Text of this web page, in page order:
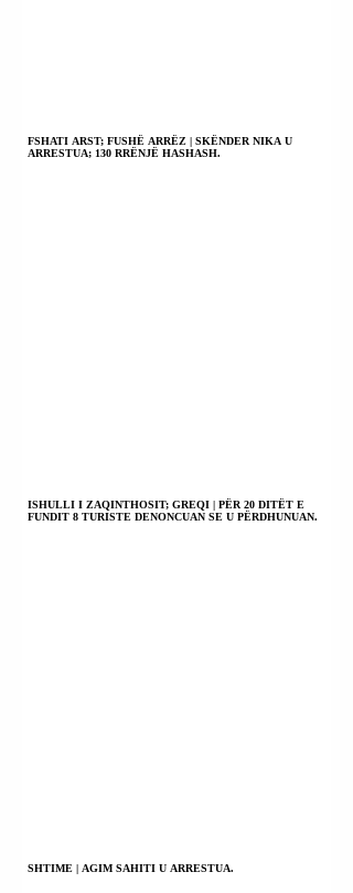
FSHATI ARST; FUSHË ARRËZ | SKËNDER NIKA U
ARRESTUA; 130 RRËNJË HASHASH.
ISHULLI I ZAQINTHOSIT; GREQI | PËR 20 DITËT E
FUNDIT 8 TURISTE DENONCUAN SE U PËRDHUNUAN.
SHTIME | AGIM SAHITI U ARRESTUA.